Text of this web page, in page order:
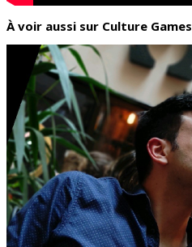
À voir aussi sur Culture Games